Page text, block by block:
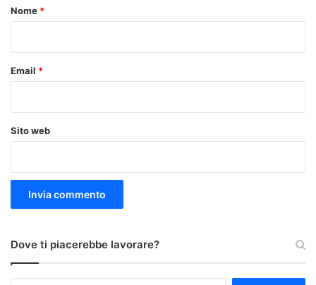
o
Nome *
Email *
Sito web
Dove ti piacerebbe lavorare?